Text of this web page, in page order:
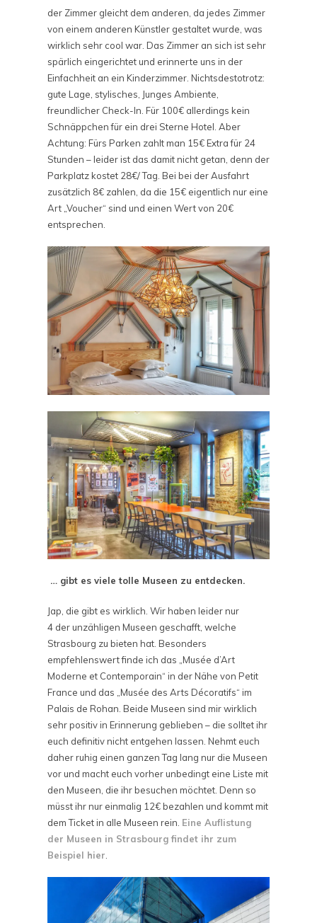
der Zimmer gleicht dem anderen, da jedes Zimmer
von einem anderen Künstler gestaltet wurde, was
wirklich sehr cool war. Das Zimmer an sich ist sehr
spärlich eingerichtet und erinnerte uns in der
Einfachheit an ein Kinderzimmer. Nichtsdestotrotz:
gute Lage, stylisches, Junges Ambiente,
freundlicher Check-In. Für 100€ allerdings kein
Schnäppchen für ein drei Sterne Hotel. Aber
Achtung: Fürs Parken zahlt man 15€ Extra für 24
Stunden – leider ist das damit nicht getan, denn der
Parkplatz kostet 28€/ Tag. Bei bei der Ausfahrt
zusätzlich 8€ zahlen, da die 15€ eigentlich nur eine
Art „Voucher“ sind und einen Wert von 20€
entsprechen.
… gibt es viele tolle Museen zu entdecken.
Jap, die gibt es wirklich. Wir haben leider nur
4 der unzähligen Museen geschafft, welche
Strasbourg zu bieten hat. Besonders
empfehlenswert finde ich das „Musée d’Art
Moderne et Contemporain“ in der Nähe von Petit
France und das „Musée des Arts Décoratifs“ im
Palais de Rohan. Beide Museen sind mir wirklich
sehr positiv in Erinnerung geblieben – die solltet ihr
euch definitiv nicht entgehen lassen. Nehmt euch
daher ruhig einen ganzen Tag lang nur die Museen
vor und macht euch vorher unbedingt eine Liste mit
den Museen, die ihr besuchen möchtet. Denn so
müsst ihr nur einmalig 12€ bezahlen und kommt mit
dem Ticket in alle Museen rein. Eine Auflistung
der Museen in Strasbourg findet ihr zum
Beispiel hier